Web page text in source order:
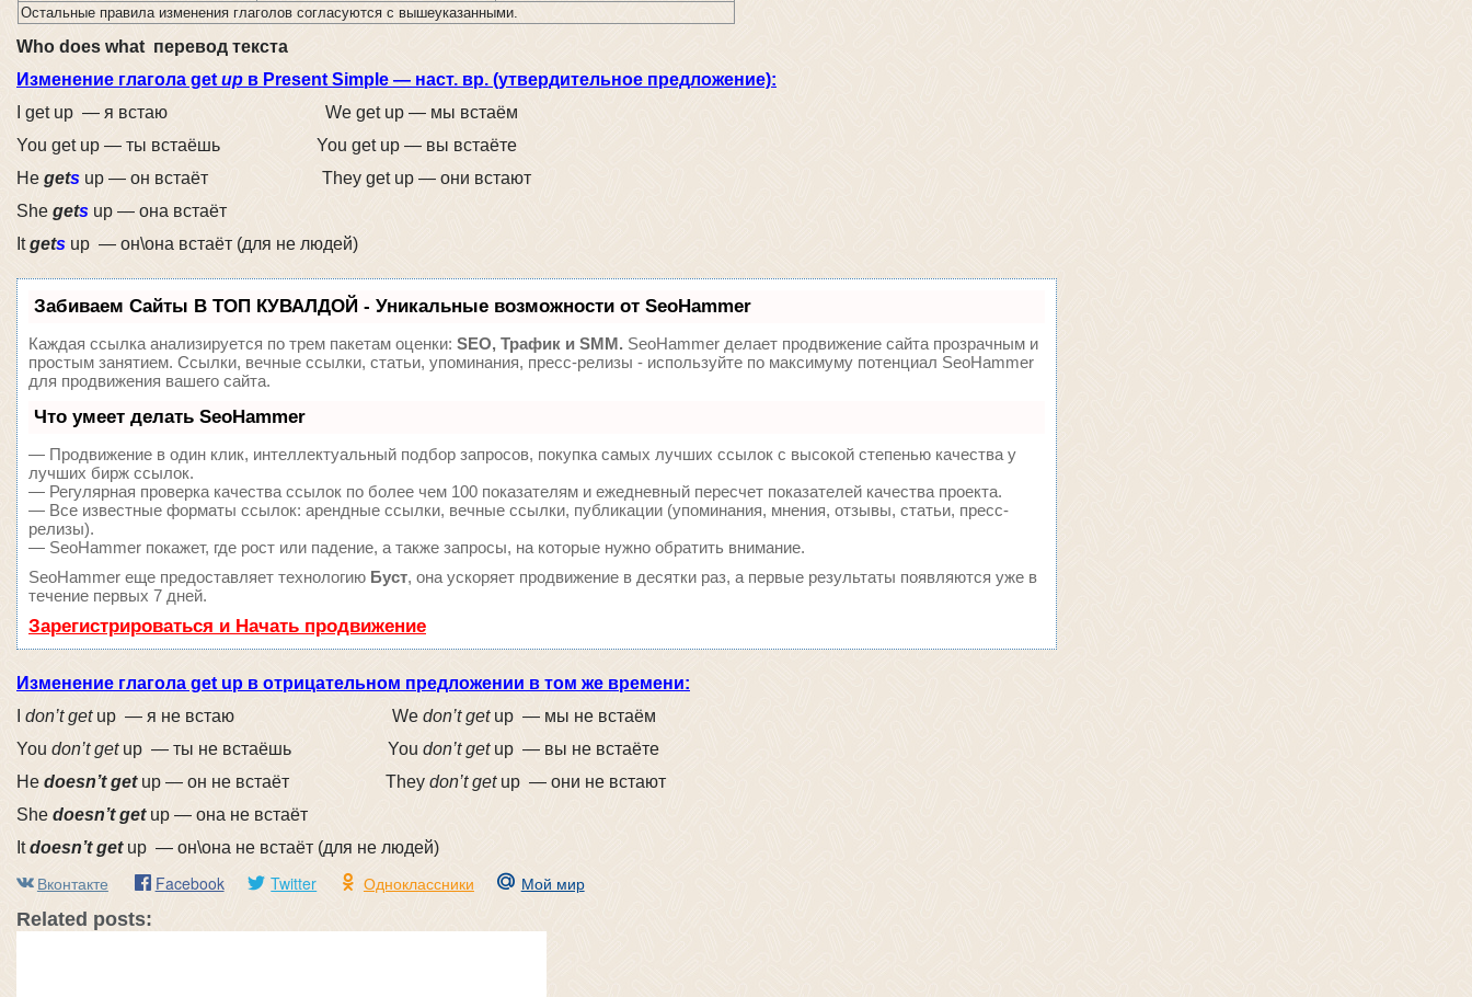
Остальные правила изменения глаголов согласуются с вышеуказанными.
Who does what перевод текста
Изменение глагола getup в Present Simple — наст. вр. (утвердительное предложение):
I get up — я встаю We get up — мы встаём
You get up — ты встаёшь You get up — вы встаёте
He gets up — он встаёт They get up — они встают
She gets up — она встаёт
Itgets up — он\она встаёт (для не людей)
Забиваем Сайты В ТОП КУВАЛДОЙ - Уникальные возможности от SeoHammer
Каждая ссылка анализируется по трем пакетам оценки: SEO, Трафик и SMM. SeoHammer делает продвижение сайта прозрачным и
простым занятием. Ссылки, вечные ссылки, статьи, упоминания, пресс-релизы - используйте по максимуму потенциал SeoHammer
для продвижения вашего сайта.
Что умеет делать SeoHammer
— Продвижение в один клик, интеллектуальный подбор запросов, покупка самых лучших ссылок с высокой степенью качества у
лучших бирж ссылок.
— Регулярная проверка качества ссылок по более чем 100 показателям и ежедневный пересчет показателей качества проекта.
— Все известные форматы ссылок: арендные ссылки, вечные ссылки, публикации (упоминания, мнения, отзывы, статьи, пресс-
релизы).
— SeoHammer покажет, где рост или падение, а также запросы, на которые нужно обратить внимание.
SeoHammer еще предоставляет технологию Буст, она ускоряет продвижение в десятки раз, а первые результаты появляются уже в
течение первых 7 дней.
Зарегистрироваться и Начать продвижение
Изменение глагола get up в отрицательном предложении в том же времени:
don’t getup — я не встаю We don’t getup — мы не встаём
You don’t getup — ты не встаёшь You don’t getup — вы не встаёте
He doesn’t getup — он не встаёт They don’t getup — они не встают
She doesn’t get up — она не встаёт
Itdoesn’t getup — он\она не встаёт (для не людей)
Вконтакте Facebook Twitter Одноклассники
Мой мир
Related posts: